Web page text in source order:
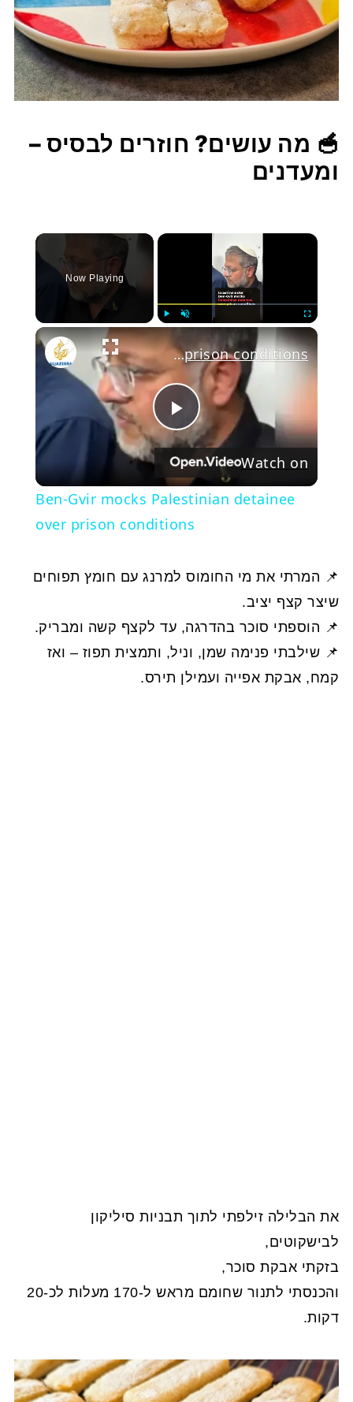
🥣 מה עושים? חוזרים לבסיס –
ומעדנים
×
Unmute
Now Playing
Play
Video
Ben-Gvir mocks Palestinian detainee over prison conditions
Watch on
Ben-Gvir mocks Palestinian detainee
over prison conditions
📌 המרתי את מי החומוס למרנג עם חומץ תפוחים
שיצר קצף יציב.
📌 הוספתי סוכר בהדרגה, עד לקצף קשה ומבריק.
📌 שילבתי פנימה שמן, וניל, ותמצית תפוז – ואז
קמח, אבקת אפייה ועמילן תירס.
את הבלילה זילפתי לתוך תבניות סיליקון
לבישקוטים,
בזקתי אבקת סוכר,
והכנסתי לתנור שחומם מראש ל-170 מעלות לכ-20
דקות.